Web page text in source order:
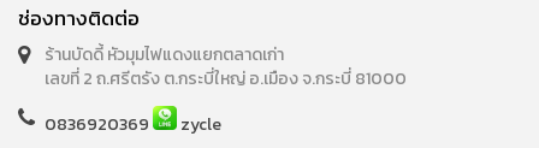
ช่องทางติดต่อ
ร้านบัดดี้ หัวมุมไฟแดงแยกตลาดเก่า
เลขที่ 2 ถ.ศรีตรัง ต.กระบี่ใหญ่ อ.เมือง จ.กระบี่ 81000
0836920369
zycle